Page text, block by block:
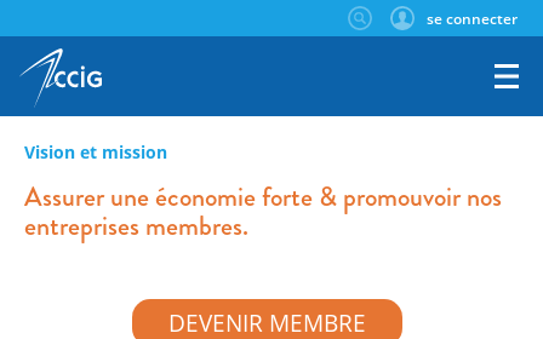
se connecter
Vision et mission
Assurer une économie forte & promouvoir nos
entreprises membres.
DEVENIR MEMBRE